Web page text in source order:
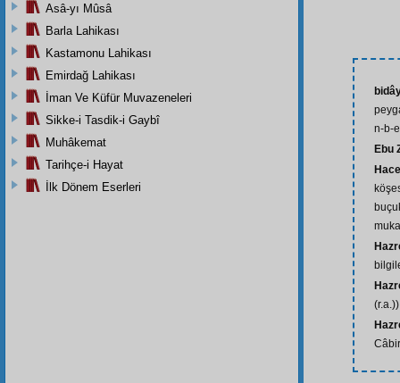
n-b-
Ebu
(r.a.))
Asâ-yı Mûsâ
Barla Lahikası
Kastamonu Lahikası
Emirdağ Lahikası
İman Ve Küfür Muvazeneleri
Sikke-i Tasdik-i Gaybî
Muhâkemat
Tarihçe-i Hayat
İlk Dönem Eserleri